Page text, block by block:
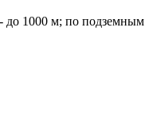
до 1000 м; по